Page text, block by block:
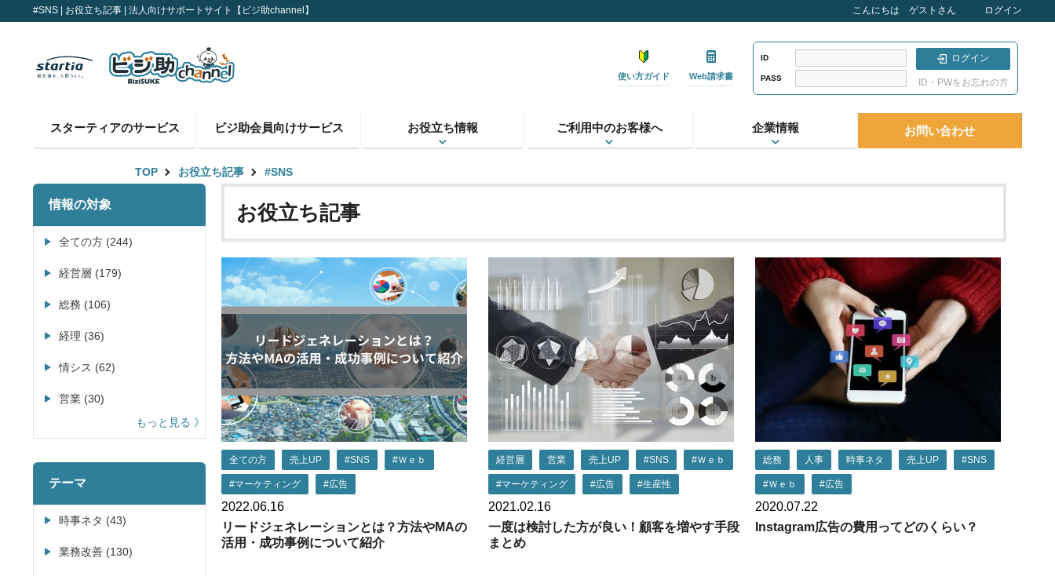
#SNS | お役立ち記事 | 法人向けサポートサイト【ビジ助channel】 こんにちは ゲストさん ログイン
使い方ガイド Web請求書
ID
PASS
ログイン
ID・PWをお忘れの方
スターティアのサービス ビジ助会員向けサービス お役立ち情報 ご利用中のお客様へ 企業情報 お問い合わせ
TOP お役立ち記事 #SNS
お役立ち記事
全ての方 売上UP #SNS #Ｗｅｂ
#マーケティング #広告
2022.06.16
リードジェネレーションとは？方法やMAの
活用・成功事例について紹介
経営層 営業 売上UP #SNS #Ｗｅｂ
#マーケティング #広告 #生産性
2021.02.16
一度は検討した方が良い！顧客を増やす手段
まとめ
総務 人事 時事ネタ 売上UP #SNS
#Ｗｅｂ #広告
2020.07.22
Instagram広告の費用ってどのくらい？
情報の対象
全ての方 (244)
経営層 (179)
総務 (106)
経理 (36)
情シス (62)
営業 (30)
もっと見る
テーマ
時事ネタ (43)
業務改善 (130)